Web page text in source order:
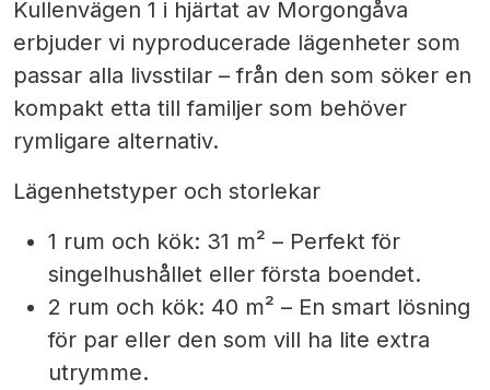
Kullenvägen 1 i hjärtat av Morgongåva
erbjuder vi nyproducerade lägenheter som
passar alla livsstilar – från den som söker en
kompakt etta till familjer som behöver
rymligare alternativ.
Lägenhetstyper och storlekar
1 rum och kök: 31 m² – Perfekt för
singelhushållet eller första boendet.
2 rum och kök: 40 m² – En smart lösning
för par eller den som vill ha lite extra
utrymme.